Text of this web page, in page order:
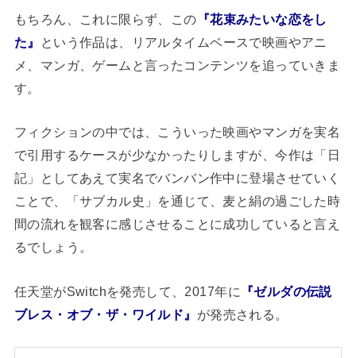
もちろん、これに限らず、この 『花束みたいな恋をし
た』
という作品は、リアルタイムベースで映画やアニ
メ、マンガ、ゲームと言ったコンテンツを追っていきま
す。
フィクションの中では、こういった映画やマンガを実名
で引用するケースが少なかったりしますが、今作は「日
記」としてあえて実名でバンバン作中に登場させていく
ことで、「サブカル史」を通じて、麦と絹の過ごした時
間の流れを観客に感じさせることに成功していると言え
るでしょう。
任天堂がSwitchを発売して、2017年に
『ゼルダの伝説
ブレス・オブ・ザ・ワイルド』 が発売される。